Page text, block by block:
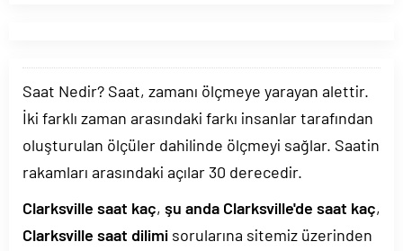
Saat Nedir? Saat, zamanı ölçmeye yarayan alettir.
İki farklı zaman arasındaki farkı insanlar tarafından
oluşturulan ölçüler dahilinde ölçmeyi sağlar. Saatin
rakamları arasındaki açılar 30 derecedir.
Clarksville saat kaç, şu anda Clarksville'de saat kaç,
Clarksville saat dilimi sorularına sitemiz üzerinden